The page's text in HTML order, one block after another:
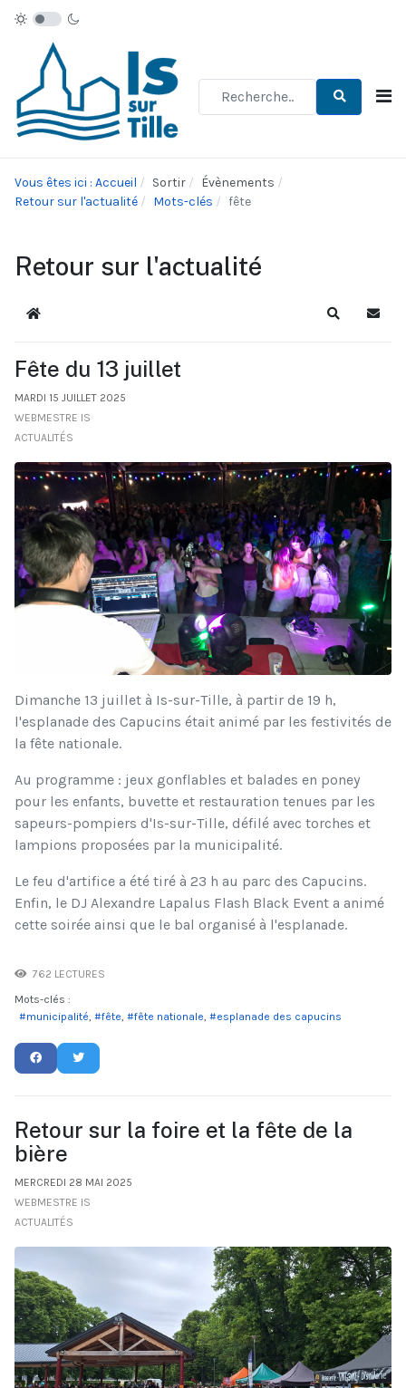
Vous êtes ici : Accueil Sortir
Évènements
Retour sur l'actualité
Mots-clés fête
Retour sur l'actualité
Accueil Recherche
Fête du 13 juillet
MARDI 15 JUILLET 2025
WEBMESTRE IS
ACTUALITÉS
Dimanche 13 juillet à Is-sur-Tille, à partir de 19 h,
l'esplanade des Capucins était animé par les festivités de
la fête nationale.
Au programme : jeux gonflables et balades en poney
pour les enfants, buvette et restauration tenues par les
sapeurs-pompiers d'Is-sur-Tille, défilé avec torches et
lampions proposées par la municipalité.
Le feu d'artifice a été tiré à 23 h au parc des Capucins.
Enfin, le DJ Alexandre Lapalus Flash Black Event a animé
cette soirée ainsi que le bal organisé à l'esplanade.
762 LECTURES
Mots-clés :
municipalité
fête fête nationale esplanade des capucins
Retour sur la foire et la fête de la
bière
MERCREDI 28 MAI 2025
WEBMESTRE IS
ACTUALITÉS